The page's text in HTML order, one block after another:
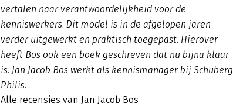
vertalen naar verantwoordelijkheid voor de
kenniswerkers. Dit model is in de afgelopen jaren
verder uitgewerkt en praktisch toegepast. Hierover
heeft Bos ook een boek geschreven dat nu bijna klaar
is. Jan Jacob Bos werkt als kennismanager bij Schuberg
Philis.
Alle recensies van Jan Jacob Bos